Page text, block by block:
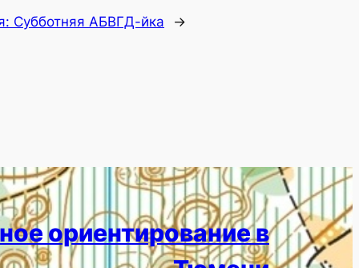
Субботняя АБВГД-йка →
ориентирование в